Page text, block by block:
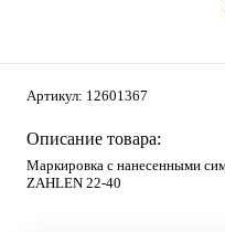
Артикул: 12601367
Описание товара:
Маркировка с нанесенными
ZAHLEN 22-40